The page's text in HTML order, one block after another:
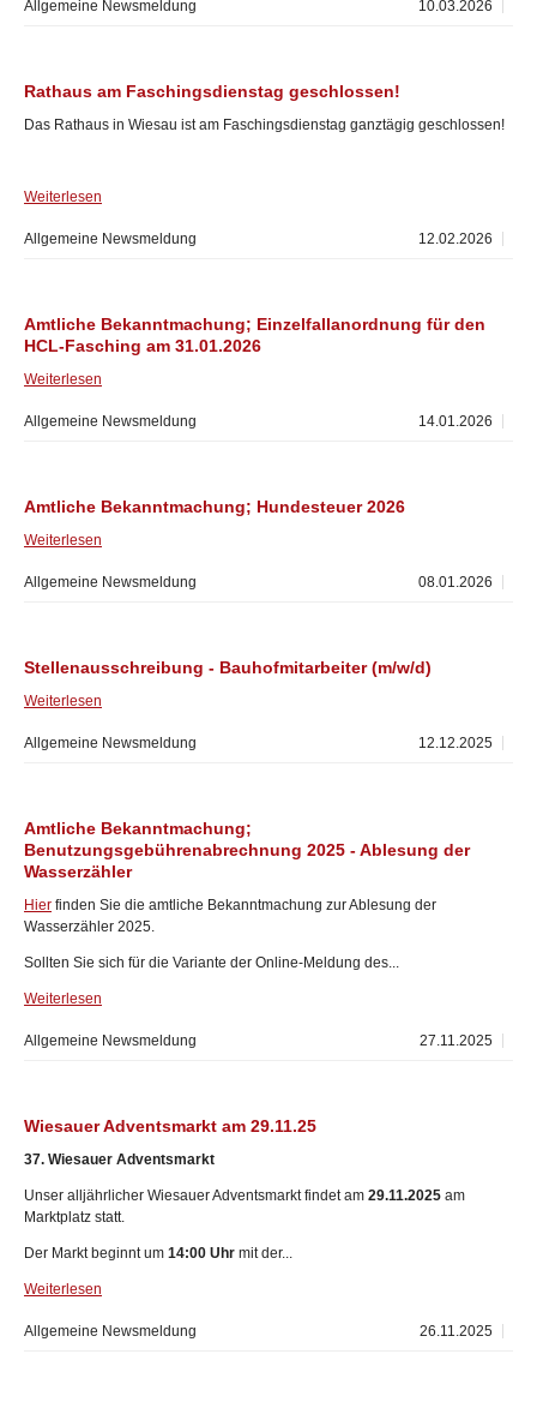
10.03.2026
Allgemeine Newsmeldung
Rathaus am Faschingsdienstag geschlossen!
Das Rathaus in Wiesau ist am Faschingsdienstag ganztägig geschlossen!
Weiterlesen
12.02.2026
Allgemeine Newsmeldung
Amtliche Bekanntmachung; Einzelfallanordnung für den
HCL-Fasching am 31.01.2026
Weiterlesen
14.01.2026
Allgemeine Newsmeldung
Amtliche Bekanntmachung; Hundesteuer 2026
Weiterlesen
08.01.2026
Allgemeine Newsmeldung
Stellenausschreibung - Bauhofmitarbeiter (m/w/d)
Weiterlesen
12.12.2025
Allgemeine Newsmeldung
Amtliche Bekanntmachung;
Benutzungsgebührenabrechnung 2025 - Ablesung der
Wasserzähler
Hier finden Sie die amtliche Bekanntmachung zur Ablesung der
Wasserzähler 2025.
Sollten Sie sich für die Variante der Online-Meldung des...
Weiterlesen
27.11.2025
Allgemeine Newsmeldung
Wiesauer Adventsmarkt am 29.11.25
37. Wiesauer Adventsmarkt
Unser alljährlicher Wiesauer Adventsmarkt findet am 29.11.2025 am
Marktplatz statt.
Der Markt beginnt um 14:00 Uhr mit der...
Weiterlesen
26.11.2025
Allgemeine Newsmeldung